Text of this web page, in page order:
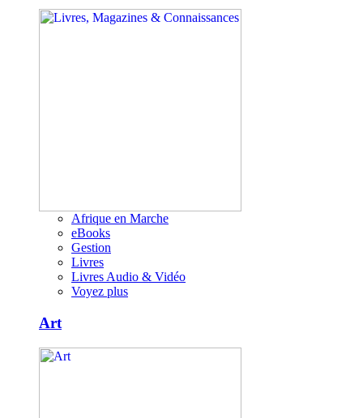
Afrique en Marche
eBooks
Gestion
Livres
Livres Audio & Vidéo
Voyez plus
Art